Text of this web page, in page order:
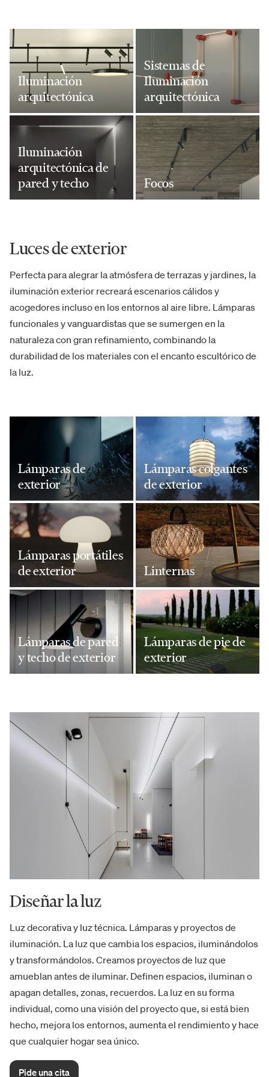
Iluminación
arquitectónica
Sistemas de
Iluminación
arquitectónica
Iluminación
arquitectónica de
pared y techo
Focos
Luces de exterior
Perfecta para alegrar la atmósfera de terrazas y jardines, la
iluminación exterior recreará escenarios cálidos y
acogedores incluso en los entornos al aire libre. Lámparas
funcionales y vanguardistas que se sumergen en la
naturaleza con gran refinamiento, combinando la
durabilidad de los materiales con el encanto escultórico de
la luz.
Lámparas de
exterior
Lámparas colgantes
de exterior
Lámparas portátiles
de exterior
Linternas
Lámparas de pared
y techo de exterior
Lámparas de pie de
exterior
Diseñar la luz
Luz decorativa y luz técnica. Lámparas y proyectos de
iluminación. La luz que cambia los espacios, iluminándolos
y transformándolos. Creamos proyectos de luz que
amueblan antes de iluminar. Definen espacios, iluminan o
apagan detalles, zonas, recuerdos. La luz en su forma
individual, como una visión del proyecto que, si está bien
hecho, mejora los entornos, aumenta el rendimiento y hace
que cualquier hogar sea único.
Pide una cita